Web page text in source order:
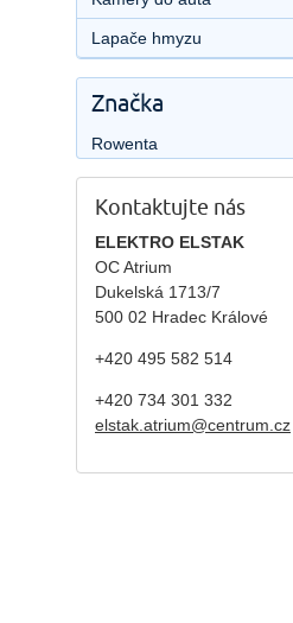
Lapače hmyzu
Značka
Rowenta
Kontaktujte nás
ELEKTRO ELSTAK
OC Atrium
Dukelská 1713/7
500 02 Hradec Králové
+420 495 582 514
+420 734 301 332
elstak.atrium@centrum.cz